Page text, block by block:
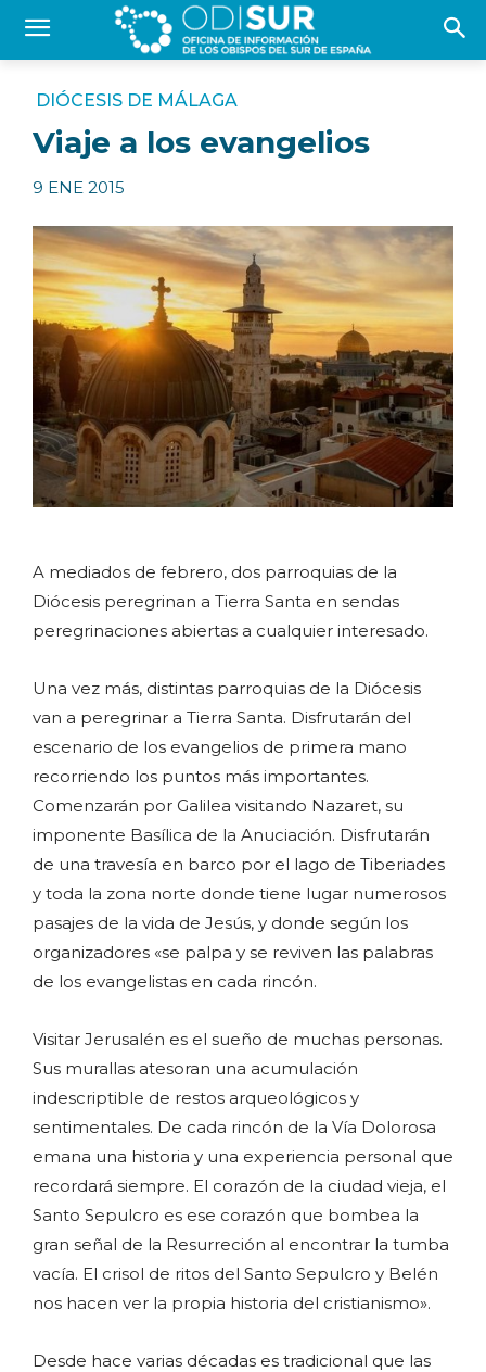
DIÓCESIS DE MÁLAGA
Viaje a los evangelios
9 ENE 2015
A mediados de febrero, dos parroquias de la
Diócesis peregrinan a Tierra Santa en sendas
peregrinaciones abiertas a cualquier interesado.
Una vez más, distintas parroquias de la Diócesis
van a peregrinar a Tierra Santa. Disfrutarán del
escenario de los evangelios de primera mano
recorriendo los puntos más importantes.
Comenzarán por Galilea visitando Nazaret, su
imponente Basílica de la Anuciación. Disfrutarán
de una travesía en barco por el lago de Tiberiades
y toda la zona norte donde tiene lugar numerosos
pasajes de la vida de Jesús, y donde según los
organizadores «se palpa y se reviven las palabras
de los evangelistas en cada rincón.
Visitar Jerusalén es el sueño de muchas personas.
Sus murallas atesoran una acumulación
indescriptible de restos arqueológicos y
sentimentales. De cada rincón de la Vía Dolorosa
emana una historia y una experiencia personal que
recordará siempre. El corazón de la ciudad vieja, el
Santo Sepulcro es ese corazón que bombea la
gran señal de la Resurreción al encontrar la tumba
vacía. El crisol de ritos del Santo Sepulcro y Belén
nos hacen ver la propia historia del cristianismo».
Desde hace varias décadas es tradicional que las